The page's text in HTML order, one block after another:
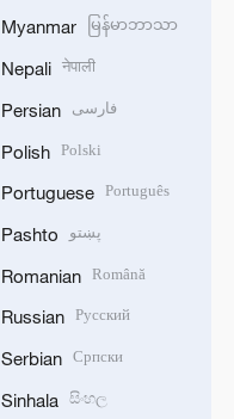
Myanmar မြန်မာဘာသာ
Nepali नेपाली
Persian فارسی
Polish Polski
Portuguese Português
Pashto پښتو
Romanian Română
Russian Русский
Serbian Српски
Sinhala සිංහල